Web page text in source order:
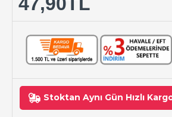
Stoktan Aynı Gün Hızlı